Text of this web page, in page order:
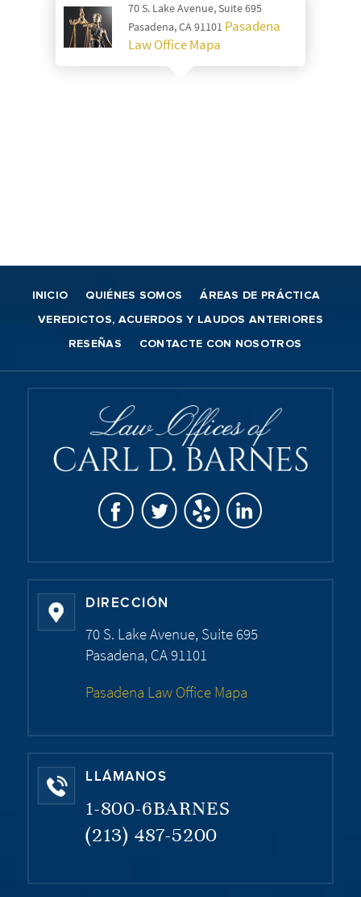
70 S. Lake Avenue, Suite 695
Pasadena, CA 91101 Pasadena
Law Office Mapa
INICIO QUIÉNES SOMOS ÁREAS DE PRÁCTICA
VEREDICTOS, ACUERDOS Y LAUDOS ANTERIORES
RESEÑAS CONTACTE CON NOSOTROS
DIRECCIÓN
70 S. Lake Avenue, Suite 695
Pasadena, CA 91101
Pasadena Law Office Mapa
LLÁMANOS
1-800-6BARNES
(213) 487-5200